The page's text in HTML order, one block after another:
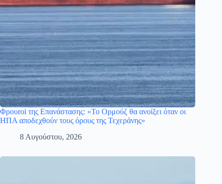
Φρουroi της Επανάστασης: «Το Ορμούζ θα ανοίξει όταν οι
ΗΠΑ αποδεχθούν τους όρους της Τεχεράνης»
8 Αυγούστου, 2026